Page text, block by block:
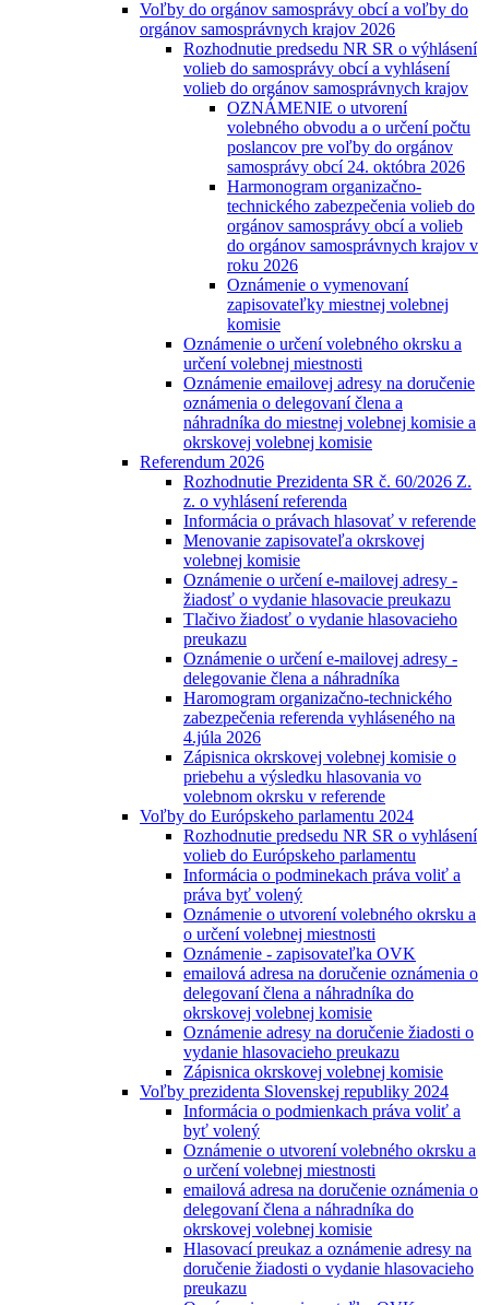
Voľby do orgánov samosprávy obcí a voľby do
orgánov samosprávnych krajov 2026
Rozhodnutie predsedu NR SR o výhlásení
volieb do samosprávy obcí a vyhlásení
volieb do orgánov samosprávnych krajov
OZNÁMENIE o utvorení
volebného obvodu a o určení počtu
poslancov pre voľby do orgánov
samosprávy obcí 24. októbra 2026
Harmonogram organizačno-
technického zabezpečenia volieb do
orgánov samosprávy obcí a volieb
do orgánov samosprávnych krajov v
roku 2026
Oznámenie o vymenovaní
zapisovateľky miestnej volebnej
komisie
Oznámenie o určení volebného okrsku a
určení volebnej miestnosti
Oznámenie emailovej adresy na doručenie
oznámenia o delegovaní člena a
náhradníka do miestnej volebnej komisie a
okrskovej volebnej komisie
Referendum 2026
Rozhodnutie Prezidenta SR č. 60/2026 Z.
z. o vyhlásení referenda
Informácia o právach hlasovať v referende
Menovanie zapisovateľa okrskovej
volebnej komisie
Oznámenie o určení e-mailovej adresy -
žiadosť o vydanie hlasovacie preukazu
Tlačivo žiadosť o vydanie hlasovacieho
preukazu
Oznámenie o určení e-mailovej adresy -
delegovanie člena a náhradníka
Haromogram organizačno-technického
zabezpečenia referenda vyhláseného na
4.júla 2026
Zápisnica okrskovej volebnej komisie o
priebehu a výsledku hlasovania vo
volebnom okrsku v referende
Voľby do Európskeho parlamentu 2024
Rozhodnutie predsedu NR SR o vyhlásení
volieb do Európskeho parlamentu
Informácia o podminekach práva voliť a
práva byť volený
Oznámenie o utvorení volebného okrsku a
o určení volebnej miestnosti
Oznámenie - zapisovateľka OVK
emailová adresa na doručenie oznámenia o
delegovaní člena a náhradníka do
okrskovej volebnej komisie
Oznámenie adresy na doručenie žiadosti o
vydanie hlasovacieho preukazu
Zápisnica okrskovej volebnej komisie
Voľby prezidenta Slovenskej republiky 2024
Informácia o podmienkach práva voliť a
byť volený
Oznámenie o utvorení volebného okrsku a
o určení volebnej miestnosti
emailová adresa na doručenie oznámenia o
delegovaní člena a náhradníka do
okrskovej volebnej komisie
Hlasovací preukaz a oznámenie adresy na
doručenie žiadosti o vydanie hlasovacieho
preukazu